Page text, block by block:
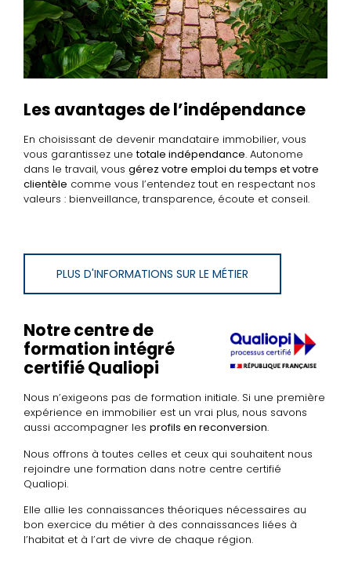
Les avantages de l’indépendance
En choisissant de devenir mandataire immobilier, vous
vous garantissez unetotale indépendance. Autonome
dans le travail, vous gérez votre emploi du temps et votre
clientèle comme vous l’entendez tout en respectant nos
valeurs : bienveillance, transparence, écoute et conseil.
PLUS D'INFORMATIONS SUR LE MÉTIER
Notre centre de
formation intégré
certifié Qualiopi
Nous n’exigeons pas de formation initiale. Si une première
expérience en immobilier est un vrai plus, nous savons
aussi accompagner les profils en reconversion.
Nous offrons à toutes celles et ceux qui souhaitent nous
rejoindre une formation dans notre centre certifié
Qualiopi.
Elle allie les connaissances théoriques nécessaires au
bon exercice du métier à des connaissances liées à
l’habitat et à l’art de vivre de chaque région.